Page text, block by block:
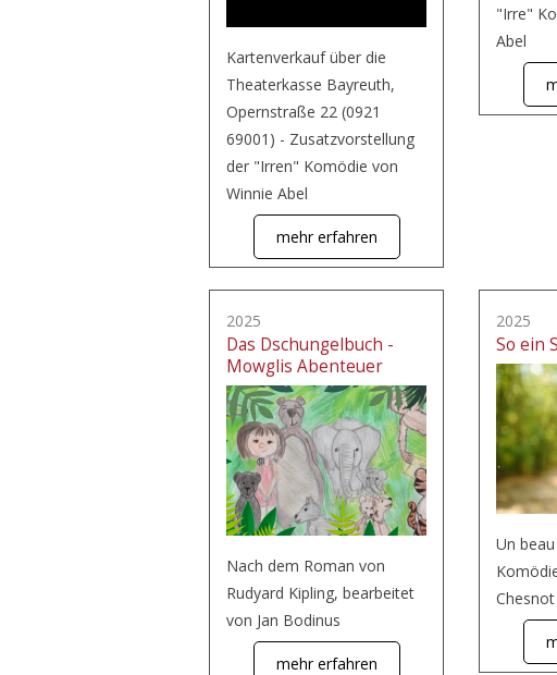
Kartenverkauf über die
Theaterkasse Bayreuth,
Opernstraße 22 (0921
69001) - Zusatzvorstellung
der "Irren" Komödie von
Winnie Abel
mehr erfahren
"Irre"
Abel
2025
Das Dschungelbuch -
Mowglis Abenteuer
Nach dem Roman von
Rudyard Kipling, bearbeitet
von Jan Bodinus
mehr erfahren
2025
So ein
Un
Chesnot